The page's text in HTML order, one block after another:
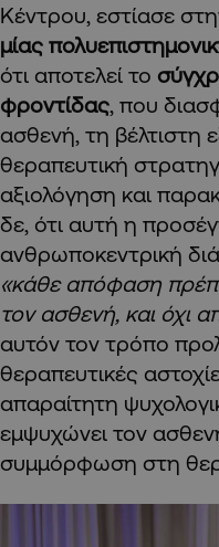
Κέντρου, εστίασε
μίας
ότι αποτελεί το
φροντίδας , που
ασθενή, τη βέλτιστη
θεραπευτική
αξιολόγηση και
δε, ότι αυτή η
ανθρωποκεντρική
«κάθε απόφαση
τον ασθενή, και όχι
αυτόν τον τρόπο
θεραπευτικές
απαραίτητη
εμψυχώνει τον
συμμόρφωση στη